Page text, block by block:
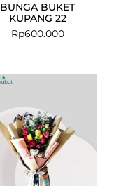
BUNGA BUKET
KUPANG 22
Rp600.000